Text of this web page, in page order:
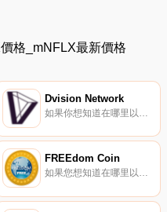
格_mNFLX最新價格
Dvision Network
FREEdom Coin
如果您想知道在哪里以當前價格購買FREEdom Coin,目前交易｛FREEnname｝股票的頂級加密貨幣交易所是Bitrue、Bitget、CoinTiger、BitMart和Gate.io。您可以在我們的加密貨幣交易所頁面上找到其他交易所.